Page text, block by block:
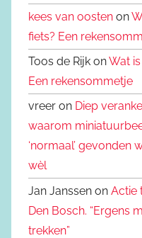
kees van oosten on
fiets? Een
Toos de Rijk onWat
Een rekensommetje
vreer on Diep
waarom
‘normaal’ gevonden
wèl
Jan Janssen on Actie
Den Bosch. “Ergens
trekken”